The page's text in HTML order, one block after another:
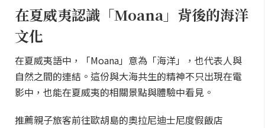
在夏威夷認識「Moana」背後的海洋
文化
在夏威夷語中，「Moana」意為「海洋」，也代表人與
自然之間的連結。這份與大海共生的精神不只出現在電
影中，也能在夏威夷的相關景點與體驗中看見。
推薦親子旅客前往歐胡島的奧拉尼迪士尼度假飯店